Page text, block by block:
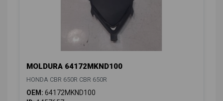
MOLDURA 64172MKND100
HONDA CBR 650R CBR 650R
OEM: 64172MKND100